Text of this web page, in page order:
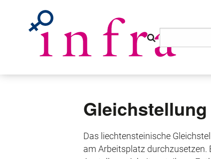
Das liechtensteinische
am Arbeitsplatz durchzusetzen.